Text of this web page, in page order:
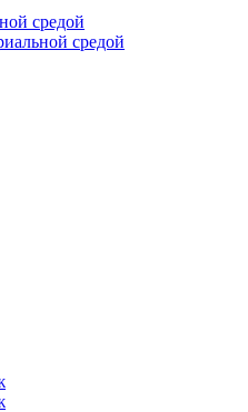
средой
средой